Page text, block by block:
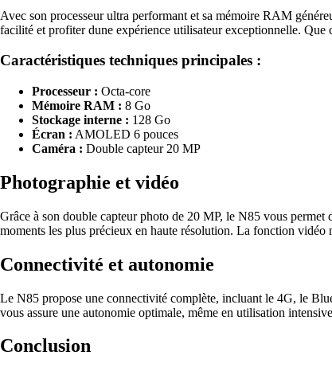
Avec son processeur ultra performant et sa mémoire RAM
facilité et profiter dune expérience utilisateur exceptionnelle.
Caractéristiques techniques principales :
Processeur : Octa-core
Mémoire RAM : 8 Go
Stockage interne : 128 Go
Écran : AMOLED 6 pouces
Caméra : Double capteur 20 MP
Photographie et vidéo
Grâce à son double capteur photo de 20 MP, le N85 vous
moments les plus précieux en haute résolution. La fonction vidéo
Connectivité et autonomie
Le N85 propose une connectivité complète, incluant le 4G, le
vous assure une autonomie optimale, même en utilisation
Conclusion